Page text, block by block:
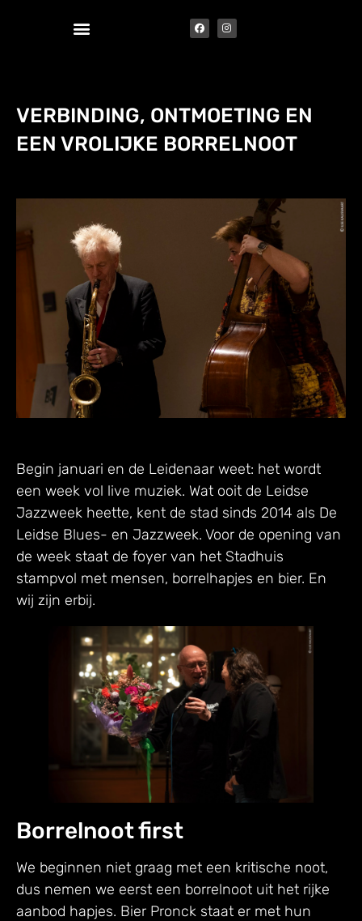
VERBINDING, ONTMOETING EN
EEN VROLIJKE BORRELNOOT
Begin januari en de Leidenaar weet: het wordt
een week vol live muziek. Wat ooit de Leidse
Jazzweek heette, kent de stad sinds 2014 als De
Leidse Blues- en Jazzweek. Voor de opening van
de week staat de foyer van het Stadhuis
stampvol met mensen, borrelhapjes en bier. En
wij zijn erbij.
Borrelnoot first
We beginnen niet graag met een kritische noot,
dus nemen we eerst een borrelnoot uit het rijke
aanbod hapjes. Bier Pronck staat er met hun